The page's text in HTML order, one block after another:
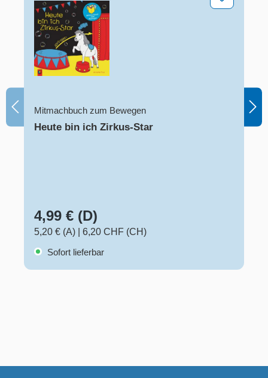
Mitmachbuch zum Bewegen
Heute bin ich Zirkus-Star
4,99 € (D)
5,20 € (A)
6,20 CHF (CH)
Sofort lieferbar